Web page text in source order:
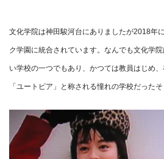
文化学院は神田駿河台にありましたが2018年
ク学園に統合されています。なんでも文化学
い学校の一つでもあり、かつては教員はじめ
「ユートピア」と称される憧れの学校だったそ